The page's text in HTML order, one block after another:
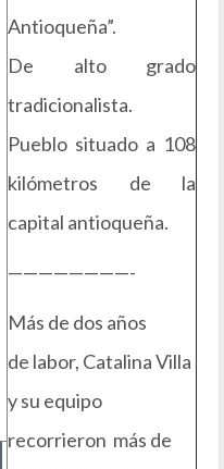
Antioqueña”.
De alto grado
tradicionalista.
Pueblo situado a 108
kilómetros de la
capital antioqueña.
————————-
Más de dos años
de labor, Catalina Villa
y su equipo
recorrieron más de